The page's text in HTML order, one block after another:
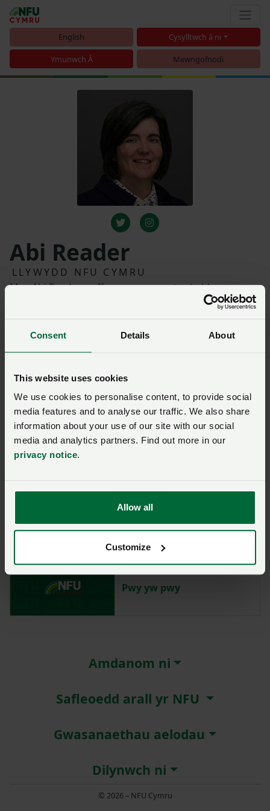
Consent Details About
This website uses cookies
We use cookies to personalise content, to provide social
media features and to analyse our traffic. We also share
information about your use of our site with our social
media and analytics partners. Find out more in our
privacy notice.
Allow all
Customize
English Cysylltwch â ni
Ymunwch Â Mewngofnodi
Abi Reader
LLYWYDD NFU CYMRU
Mae Abi Reader yn ffermwr cymysg trydedd
genhedlaeth, ac yn ffermio mewn partneriaeth â’i
rhieni a’i hewythr yng Ngwenfô ychydig y tu allan i
Gaerdydd. Mae Fferm Goldsland yn gartref i 200 o
Tour, yn westeiwr ar 'Open Farm Sunday'ac yn gyn-
Ffermwraig y Flwyddyn NFU Cymru Wales.
Aled Jones
Pwy yw pwy
Amdanom ni
Safleoedd arall yr NFU
Gwasanaethau aelodau
Dilynwch ni
© 2026 – NFU Cymru